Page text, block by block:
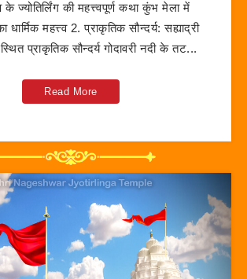
के ज्योतिर्लिंग की महत्त्वपूर्ण कथा कुंभ मेला में
धार्मिक महत्त्व 2. प्राकृतिक सौन्दर्य: सह्याद्री
प्राकृतिक सौन्दर्य गोदावरी नदी के तट...
Read More